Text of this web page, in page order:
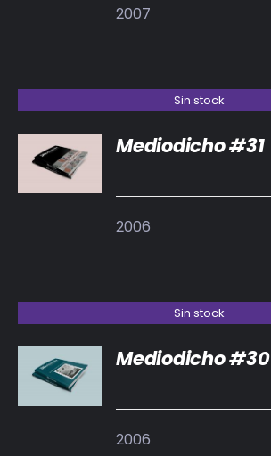
2007
Sin stock
DETALLES
Mediodicho #31
2006
Sin stock
DETALLES
Mediodicho #30
2006